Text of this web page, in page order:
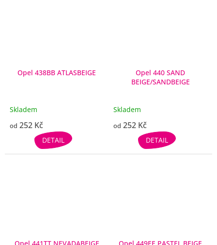
Opel 438BB ATLASBEIGE
Skladem
od 252 Kč
DETAIL
Opel 440 SAND
BEIGE/SANDBEIGE
Skladem
od 252 Kč
DETAIL